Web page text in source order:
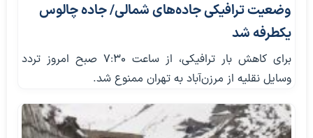
وضعیت ترافیکی جاده‌های شمالی/ جاده چالوس
یکطرفه شد
برای کاهش بار ترافیکی، از ساعت ۷:۳۰ صبح امروز تردد
وسایل نقلیه از مرزن‌آباد به تهران ممنوع شد.